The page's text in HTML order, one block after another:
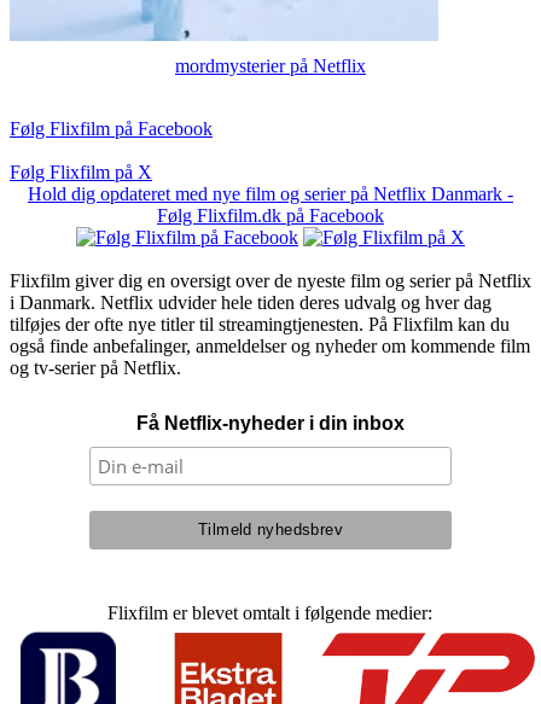
mordmysterier på Netflix
Følg Flixfilm på Facebook
Følg Flixfilm på X
Hold dig opdateret med nye film og serier på Netflix Danmark -
Følg Flixfilm.dk på Facebook
Flixfilm giver dig en oversigt over de nyeste film og serier på Netflix
i Danmark. Netflix udvider hele tiden deres udvalg og hver dag
tilføjes der ofte nye titler til streamingtjenesten. På Flixfilm kan du
også finde anbefalinger, anmeldelser og nyheder om kommende film
og tv-serier på Netflix.
Få Netflix-nyheder i din inbox
Flixfilm er blevet omtalt i følgende medier: